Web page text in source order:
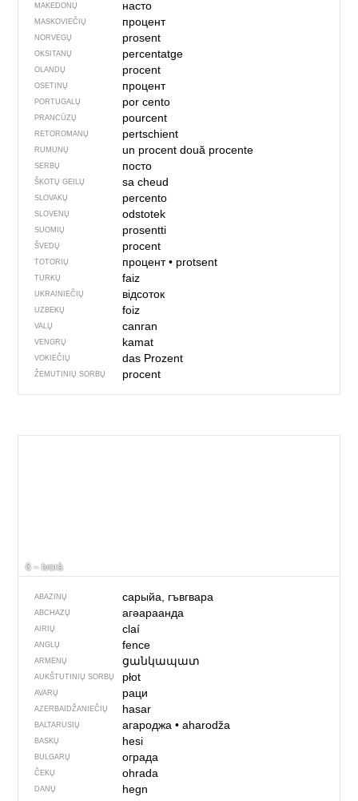
MAKEDONŲ насто
MASKOVIEČIŲ процент
NORVEGŲ prosent
OKSITANŲ percentatge
OLANDŲ procent
OSETINŲ процент
PORTUGALŲ por cento
PRANCŪZŲ pourcent
RETOROMANŲ pertschient
RUMUNŲ un procentdouă procente
SERBŲ посто
ŠKOTŲ GEILŲ sa cheud
SLOVAKŲ percento
SLOVĖNŲ odstotek
SUOMIŲ prosentti
ŠVEDŲ procent
TOTORIŲ процент• protsent
TURKŲ faiz
UKRAINIEČIŲ відсоток
UZBEKŲ foiz
VALŲ canran
VENGRŲ kamat
VOKIEČIŲ das Prozent
ŽEMUTINIŲ SORBŲ procent
6 – tvorà
ABAZINŲ сарыйа, гъвгвара
ABCHAZŲ агәараанда
AIRIŲ claí
ANGLŲ fence
ARMĖNŲ ցանկապատ
AUKŠTUTINIŲ SORBŲ płot
AVARŲ раци
AZERBAIDŽANIEČIŲ hasar
BALTARUSIŲ агароджа• aharodža
BASKŲ hesi
BULGARŲ ограда
ČEKŲ ohrada
DANŲ hegn